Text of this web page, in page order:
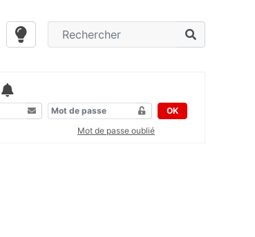
OK
Mot de passe oublié